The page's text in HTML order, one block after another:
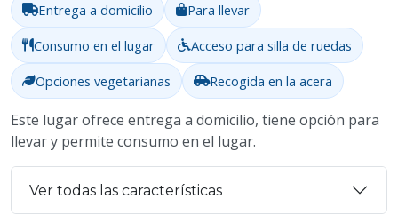
Entrega a domicilio
Para llevar
Consumo en el lugar
Acceso para silla de ruedas
Opciones vegetarianas
Recogida en la acera
Este lugar ofrece entrega a domicilio, tiene opción para
llevar y permite consumo en el lugar.
Ver todas las características